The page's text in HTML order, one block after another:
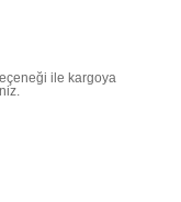
ile kargoya